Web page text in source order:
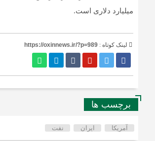
میلیارد دلاری است. ‌
لینک کوتاه : https://oxinnews.ir/?p=989
برچسب ها
آمریکا ایران نفت